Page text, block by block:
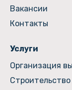
Вакансии
Контакты
Услуги
Организация